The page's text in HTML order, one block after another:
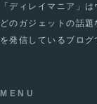
「ディレイマニア」
どのガジェットの話
を発信しているブロ
MENU